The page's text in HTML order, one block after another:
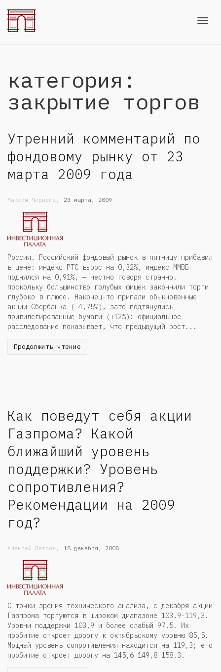
категория:
закрытие торгов
Утренний комментарий по
фондовому рынку от 23
марта 2009 года
Максим Чернега , 23 марта, 2009
Россия. Российский фондовый рынок в пятницу прибавил
в цене: индекс РТС вырос на 0,32%, индекс ММВБ
поднялся на 0,91%, — честно говоря странно,
поскольку большинство голубых фишек закончили торги
глубоко в плюсе. Наконец-то припали обыкновенные
акции Сбербанка (-4,75%), зато подтянулись
привилегированные бумаги (+12%): официальное
расследование показывает, что предыдущий рост...
Продолжить чтение
Как поведут себя акции
Газпрома? Какой
ближайший уровень
поддержки? Уровень
сопротивления?
Рекомендации на 2009
год?
Алексей Петров , 18 декабря, 2008
С точки зрения технического анализа, с декабря акции
Газпрома торгуются в широком диапазоне 103,9-119,3.
Уровни поддержки 103,9 и более слабый 97,5. Их
пробитие откроет дорогу к октябрьскому уровню 85,5.
Мощный уровень сопротивления находится на 119,3; его
пробитие откроет дорогу на 145,6 149,8 158,3.